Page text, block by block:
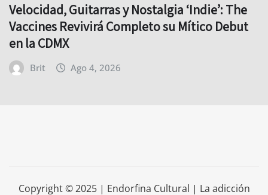
Velocidad, Guitarras y Nostalgia ‘Indie’: The
Vaccines Revivirá Completo su Mítico Debut
en la CDMX
Brit Ago 4, 2026
Copyright © 2025 | Endorfina Cultural | La adicción